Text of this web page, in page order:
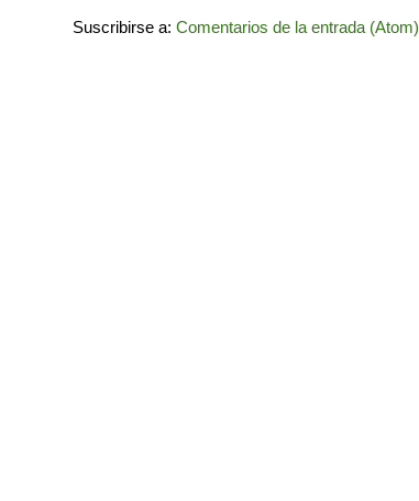
Suscribirse a: Comentarios de la entrada (Atom)